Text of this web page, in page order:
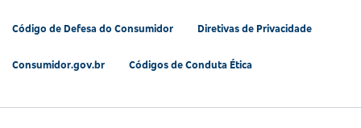
Código de Defesa do Consumidor Diretivas de Privacidade
Consumidor.gov.br Códigos de Conduta Ética